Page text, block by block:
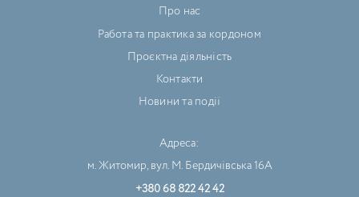
Про нас
Работа та практика за кордоном
Проєктна діяльність
Контакти
Новини та події
Адреса:
м. Житомир, вул. М. Бердичівська 16А
+380 68 822 42 42